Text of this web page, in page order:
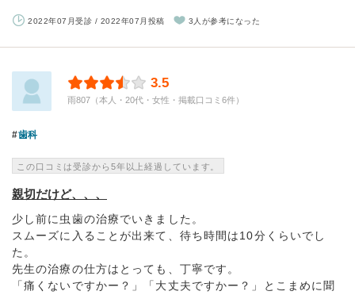
2022年07月受診 / 2022年07月投稿 3人が参考になった
3.5
雨807（本人・20代・女性・掲載口コミ6件）
歯科
この口コミは受診から5年以上経過しています。
親切だけど、、、
少し前に虫歯の治療でいきました。
スムーズに入ることが出来て、待ち時間は10分くらいでし
た。
先生の治療の仕方はとっても、丁寧です。
「痛くないですかー？」「大丈夫ですかー？」とこまめに聞